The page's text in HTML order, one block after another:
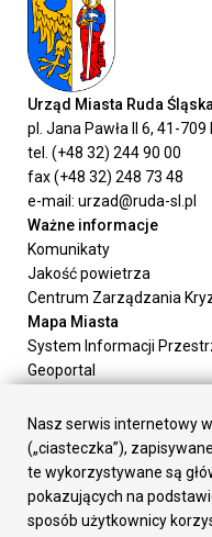
Urząd Miasta Ruda
pl. Jana Pawła II 6, 41-709
tel. (+48 32) 244 90 00
fax (+48 32) 248 73 48
e-mail: urzad@ruda-sl.pl
Ważne informacje
Komunikaty
Jakość powietrza
Centrum Zarządzania
Mapa Miasta
System Informacji
Geoportal
Załatw sprawę
Prezydent Miasta
Rada Miasta
Wydziały
Elektroniczna Skrzynka
Nasz serwis internetowy
(„ciasteczka”),
te wykorzystywane są
pokazujących na
sposób użytkownicy